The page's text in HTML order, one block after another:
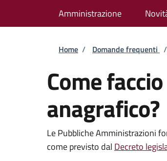
Amministrazione
Briciole di
Home / Domande frequenti /
Come
anagrafico?
Le Pubbliche Amministrazioni
come previsto dal Decreto